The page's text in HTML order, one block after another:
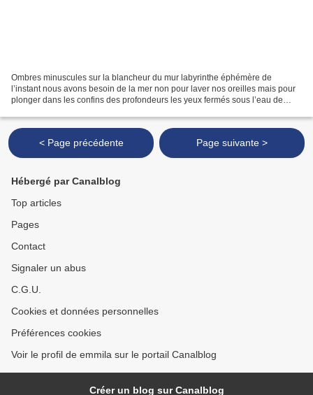
Ombres minuscules sur la blancheur du mur labyrinthe éphémère de
l’instant nous avons besoin de la mer non pour laver nos oreilles mais pour
plonger dans les confins des profondeurs les yeux fermés sous l’eau de
< Page précédente Page suivante >
Hébergé par Canalblog
Top articles
Pages
Contact
Signaler un abus
C.G.U.
Cookies et données personnelles
Préférences cookies
Voir le profil de emmila sur le portail Canalblog
Créer un blog sur Canalblog